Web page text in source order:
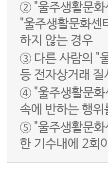
② "울주생활문화
"울주생활문화센
하지 않는 경우
③ 다른 사람의 "
등 전자상거래
④ "울주생활문화
속에 반하는 행
⑤ "울주생활문화
한 기수내에 2회